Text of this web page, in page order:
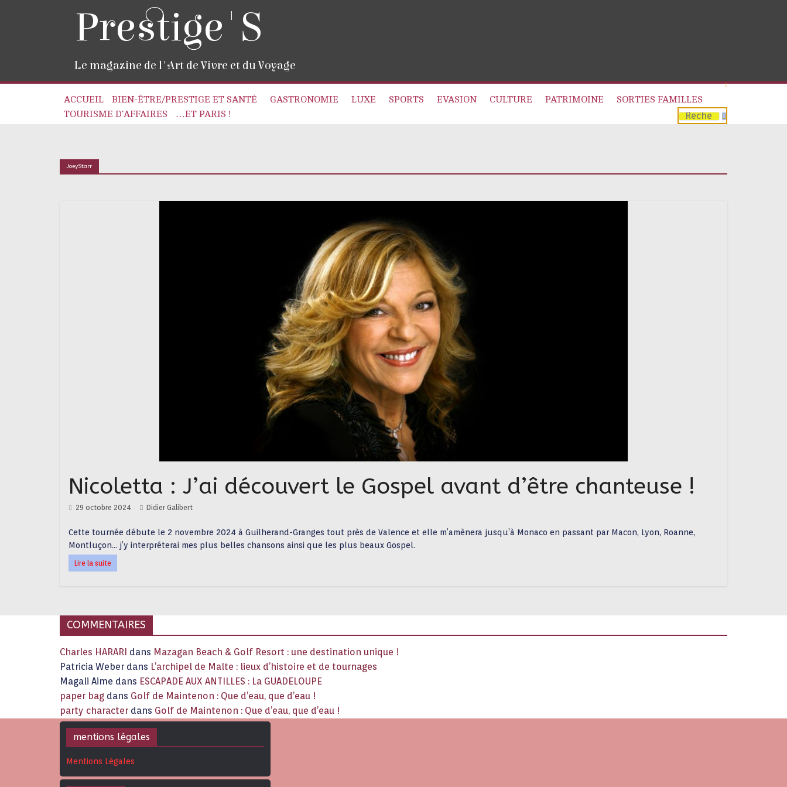
Prestige'S
Le magazine de l'Art de Vivre et du Voyage
ACCUEIL BIEN-ÊTRE/PRESTIGE ET SANTÉ GASTRONOMIE LUXE SPORTS EVASION CULTURE PATRIMOINE
SORTIES FAMILLES
TOURISME D’AFFAIRES
…ET PARIS !
JoeyStarr
Nicoletta : J’ai découvert le Gospel avant d’être chanteuse !
29 octobre 2024 Didier Galibert
Cette tournée débute le 2 novembre 2024 à Guilherand-Granges tout près de Valence et elle m’amènera jusqu’à Monaco en passant par Macon, Lyon, Roanne,
Montluçon… j’y interpréterai mes plus belles chansons ainsi que les plus beaux Gospel.
Lire la suite
COMMENTAIRES
Charles HARARI dans Mazagan Beach & Golf Resort : une destination unique !
Patricia Weber dans L’archipel de Malte : lieux d’histoire et de tournages
Magali Aime dans ESCAPADE AUX ANTILLES : La GUADELOUPE
paper bag dans Golf de Maintenon : Que d’eau, que d’eau !
party character dans Golf de Maintenon : Que d’eau, que d’eau !
mentions légales
Mentions Légales